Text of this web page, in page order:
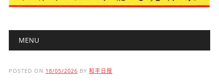
Main menu
MENU
POSTED ON 18/05/2026 BY 和平日报